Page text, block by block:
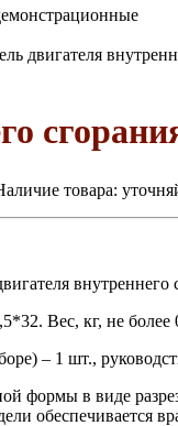
двигателя
товара:
внутреннего
Вес, кг, не более
– 1 шт.,
формы в виде
обеспечивается